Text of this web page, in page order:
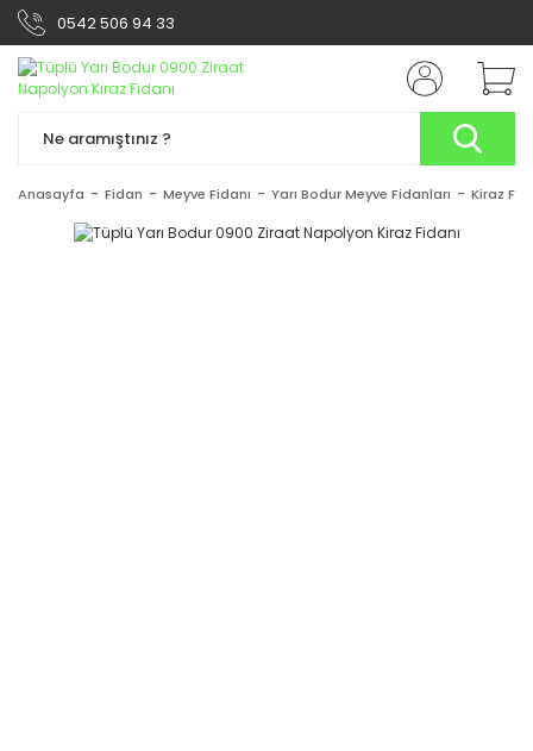
0542 506 94 33
Anasayfa Fidan Meyve Fidanı Yarı Bodur Meyve Fidanları Kiraz